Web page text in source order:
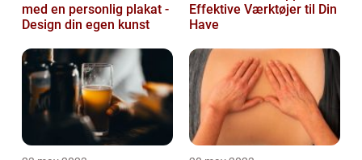
med en personlig plakat -
Design din egen kunst
Effektive Værktøjer til Din
Have